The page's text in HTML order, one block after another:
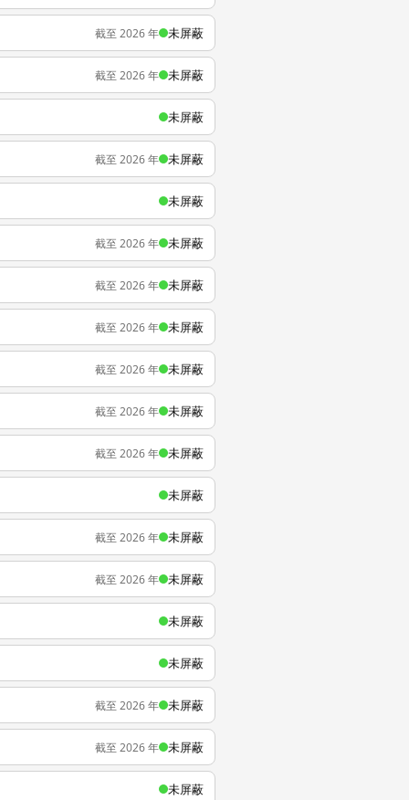
截至 2026 年 未屏蔽
截至 2026 年 未屏蔽
未屏蔽
截至 2026 年 未屏蔽
未屏蔽
截至 2026 年 未屏蔽
截至 2026 年 未屏蔽
截至 2026 年 未屏蔽
截至 2026 年 未屏蔽
截至 2026 年 未屏蔽
截至 2026 年 未屏蔽
未屏蔽
截至 2026 年 未屏蔽
截至 2026 年 未屏蔽
未屏蔽
未屏蔽
截至 2026 年 未屏蔽
截至 2026 年 未屏蔽
未屏蔽